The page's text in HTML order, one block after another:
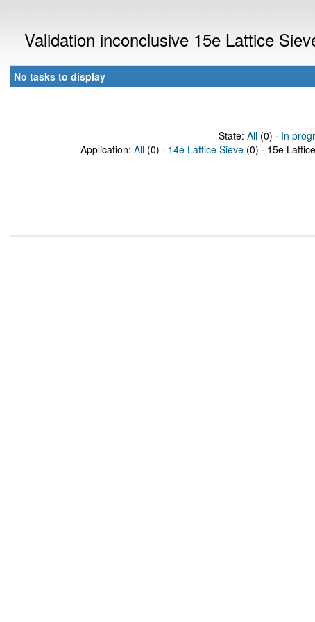
Validation inconclusive 15e Lattice
No tasks to display
State: All(0) · In
Application: All (0) · 14e Lattice Sieve (0) · 15e